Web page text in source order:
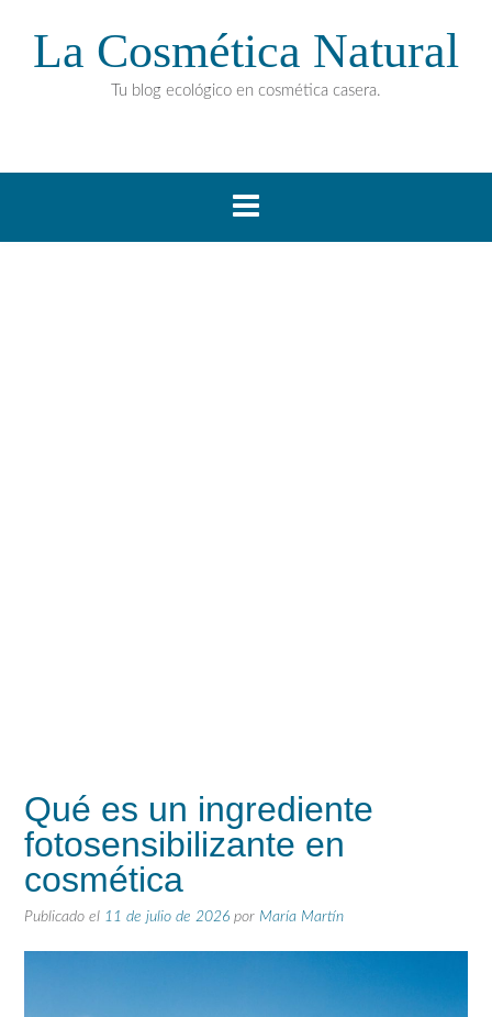
La Cosmética Natural
Tu blog ecológico en cosmética casera.
Qué es un ingrediente
fotosensibilizante en
cosmética
Publicado el 11 de julio de 2026 por María Martín